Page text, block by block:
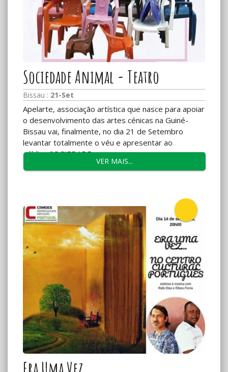
Sociedade Animal - Teatro
Bissau : 21-Set
Apelarte, associação artística que nasce para apoiar
o desenvolvimento das artes cénicas na Guiné-
Bissau vai, finalmente, no dia 21 de Setembro
levantar totalmente o véu e apresentar ao
público SOCIEDADE...
VER MAIS...